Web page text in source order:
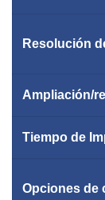
Resolución
Ampliación/
Tiempo de
Opciones de